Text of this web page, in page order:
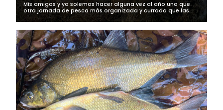
Mis amigos y yo solemos hacer alguna vez al año una que
otra jornada de pesca más organizada y currada que las
que hacemos normalmente, y generalmente esta pasa por
preparar un cebadero, ir...